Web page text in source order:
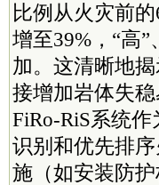
比例从火灾前
增至39%，“高”
加。这清晰地
接增加岩体失
FiRo-RiS系统
识别和优先排
施（如安装防